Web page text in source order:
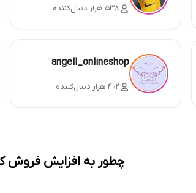
۵۳۸ هزار دنبال‌کننده
angell_onlineshop
۴۰۲ هزار دنبال‌کننده
چطور به افزایش فروش